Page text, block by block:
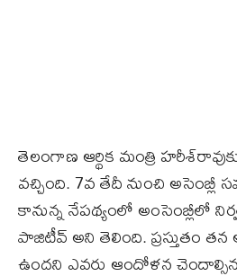
తెలంగాణ ఆర్థిక మంత్రి
వచ్చింది. 7వ తేదీ నుంచి అసెంబ్లీ
కానున్న నేపథ్యంలో అంసెంబ్లీలో
పాజిటీవ్‌ అని తెలింది. ప్రస్తుతం
ఉందని ఎవరు ఆందోళన